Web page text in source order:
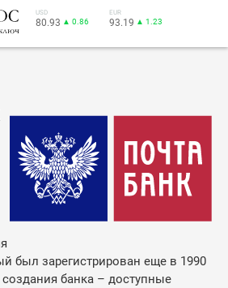
USD
80.93 ▲ 0.86
EUR
93.19 ▲ 1.23
был зарегистрирован еще в 1990
банка – доступные